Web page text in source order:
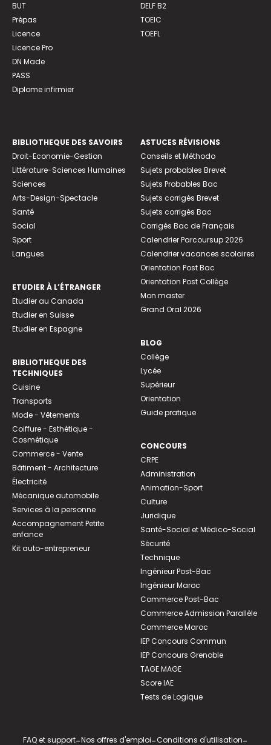
BUT
Prépas
Licence
Licence Pro
DN Made
PASS
Diplome infirmier
DELF B2
TOEIC
TOEFL
BIBLIOTHEQUE DES SAVOIRS
Droit-Economie-Gestion
Littérature-Sciences Humaines
Sciences
Arts-Design-Spectacle
Santé
Social
Sport
Langues
ETUDIER À L’ÉTRANGER
Etudier au Canada
Etudier en Suisse
Etudier en Espagne
BIBLIOTHEQUE DES
TECHNIQUES
Cuisine
Transports
Mode - Vêtements
Coiffure - Esthétique -
Cosmétique
Commerce - Vente
Bâtiment - Architecture
Électricité
Mécanique automobile
Services à la personne
Accompagnement Petite
enfance
Kit auto-entrepreneur
ASTUCES RÉVISIONS
Conseils et Méthodo
Sujets probables Brevet
Sujets Probables Bac
Sujets corrigés Brevet
Sujets corrigés Bac
Corrigés Bac de Français
Calendrier Parcoursup 2026
Calendrier vacances scolaires
Orientation Post Bac
Orientation Post Collège
Mon master
Grand Oral 2026
BLOG
Collège
Lycée
Supérieur
Orientation
Guide pratique
CONCOURS
CRPE
Administration
Animation-Sport
Culture
Juridique
Santé-Social et Médico-Social
Sécurité
Technique
Ingénieur Post-Bac
Ingénieur Maroc
Commerce Post-Bac
Commerce Admission Parallèle
Commerce Maroc
IEP Concours Commun
IEP Concours Grenoble
TAGE MAGE
Score IAE
Tests de Logique
FAQ et support-Nos offres d'emploi-Conditions d'utilisation-